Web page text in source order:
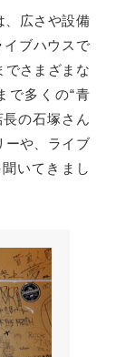
、広さや設備
イブハウスで
でさまざまな
で多くの“青
の石塚さん
ーや、ライブ
いてきまし